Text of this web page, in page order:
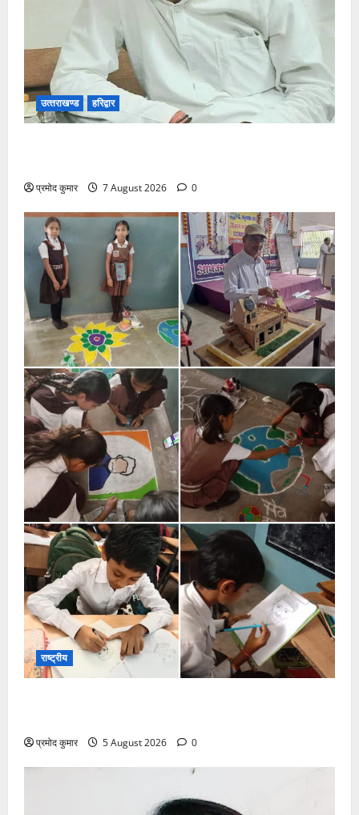
उत्‍तराखण्‍ड हरिद्वार
प्रमोद कुमार 7 August 2026 0
राष्ट्रीय
प्रमोद कुमार 5 August 2026 0